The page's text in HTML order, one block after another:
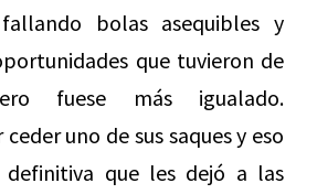
bolas asequibles y
que tuvieron de
fuese más igualado.
uno de sus saques y eso
que les dejó a las